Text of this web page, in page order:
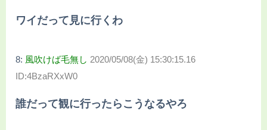
ワイだって見に行くわ
8: 風吹けば毛無し 2020/05/08(金) 15:30:15.16
ID:4BzaRXxW0
誰だって観に行ったらこうなるやろ